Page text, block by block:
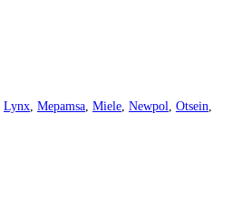
Lynx, Mepamsa, Miele, Newpol, Otsein,